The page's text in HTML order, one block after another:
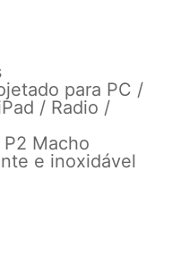
para PC /
/ Radio /
Macho
e inoxidável